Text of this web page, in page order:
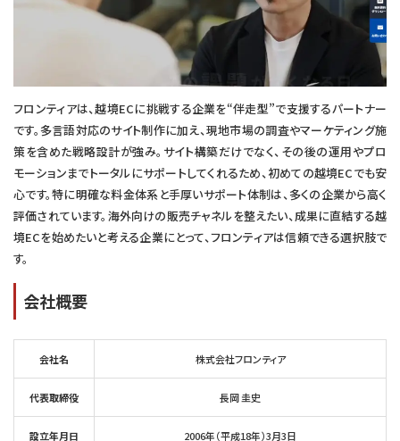
フロンティアは、越境ECに挑戦する企業を“伴走型”で支援するパートナー
です。多言語対応のサイト制作に加え、現地市場の調査やマーケティング施
策を含めた戦略設計が強み。サイト構築だけでなく、その後の運用やプロ
モーションまでトータルにサポートしてくれるため、初めての越境ECでも安
心です。特に明確な料金体系と手厚いサポート体制は、多くの企業から高く
評価されています。海外向けの販売チャネルを整えたい、成果に直結する越
境ECを始めたいと考える企業にとって、フロンティアは信頼できる選択肢で
す。
会社概要
会社名 株式会社フロンティア
代表取締役 長岡 圭史
設立年月日 2006年（平成18年）3月3日